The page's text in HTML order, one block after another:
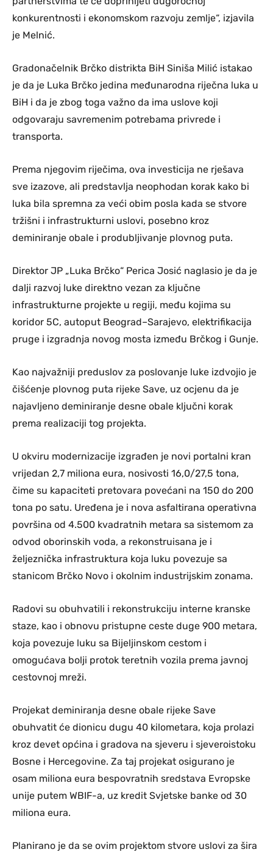
konkurentnosti i ekonomskom razvoju zemlje“, izjavila
je Melnić.
Gradonačelnik Brčko distrikta BiH Siniša Milić istakao
je da je Luka Brčko jedina međunarodna riječna luka u
BiH i da je zbog toga važno da ima uslove koji
odgovaraju savremenim potrebama privrede i
transporta.
Prema njegovim riječima, ova investicija ne rješava
sve izazove, ali predstavlja neophodan korak kako bi
luka bila spremna za veći obim posla kada se stvore
tržišni i infrastrukturni uslovi, posebno kroz
deminiranje obale i produbljivanje plovnog puta.
Direktor JP „Luka Brčko“ Perica Josić naglasio je da je
dalji razvoj luke direktno vezan za ključne
infrastrukturne projekte u regiji, među kojima su
koridor 5C, autoput Beograd–Sarajevo, elektrifikacija
pruge i izgradnja novog mosta između Brčkog i Gunje.
Kao najvažniji preduslov za poslovanje luke izdvojio je
čišćenje plovnog puta rijeke Save, uz ocjenu da je
najavljeno deminiranje desne obale ključni korak
prema realizaciji tog projekta.
U okviru modernizacije izgrađen je novi portalni kran
vrijedan 2,7 miliona eura, nosivosti 16,0/27,5 tona,
čime su kapaciteti pretovara povećani na 150 do 200
tona po satu. Uređena je i nova asfaltirana operativna
površina od 4.500 kvadratnih metara sa sistemom za
odvod oborinskih voda, a rekonstruisana je i
željeznička infrastruktura koja luku povezuje sa
stanicom Brčko Novo i okolnim industrijskim zonama.
Radovi su obuhvatili i rekonstrukciju interne kranske
staze, kao i obnovu pristupne ceste duge 900 metara,
koja povezuje luku sa Bijeljinskom cestom i
omogućava bolji protok teretnih vozila prema javnoj
cestovnoj mreži.
Projekat deminiranja desne obale rijeke Save
obuhvatit će dionicu dugu 40 kilometara, koja prolazi
kroz devet općina i gradova na sjeveru i sjeveroistoku
Bosne i Hercegovine. Za taj projekat osigurano je
osam miliona eura bespovratnih sredstava Evropske
unije putem WBIF-a, uz kredit Svjetske banke od 30
miliona eura.
Planirano je da se ovim projektom stvore uslovi za šira